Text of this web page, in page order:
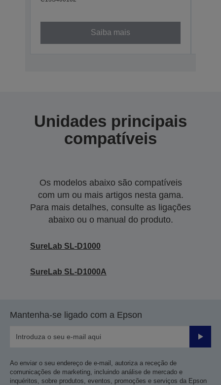
Saiba mais
Unidades principais
compatíveis
Os modelos abaixo são compatíveis
com um ou mais artigos nesta gama.
Para mais detalhes, consulte as ligações
abaixo ou o manual do produto.
SureLab SL-D1000
SureLab SL-D1000A
Mantenha-se ligado com a Epson
Enviar
Ao enviar o seu endereço de e-mail, autoriza a receção de
comunicações de marketing, incluindo análise de mercado e
inquéritos, sobre produtos, eventos, promoções e serviços da Epson